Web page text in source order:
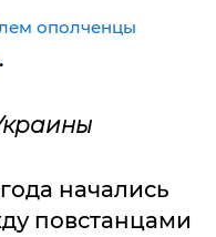
ополченцы
.
начались
повстанцами